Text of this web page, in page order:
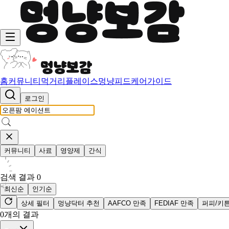
홈커뮤니티 먹거리 플레이스멍냥피드케어가이드
로그인
커뮤니티 사료 영양제 간식
검색 결과 0
최신순
인기순
상세 필터
멍냥닥터 추천 AAFCO 만족 FEDIAF 만족 퍼피/키
0개의 결과